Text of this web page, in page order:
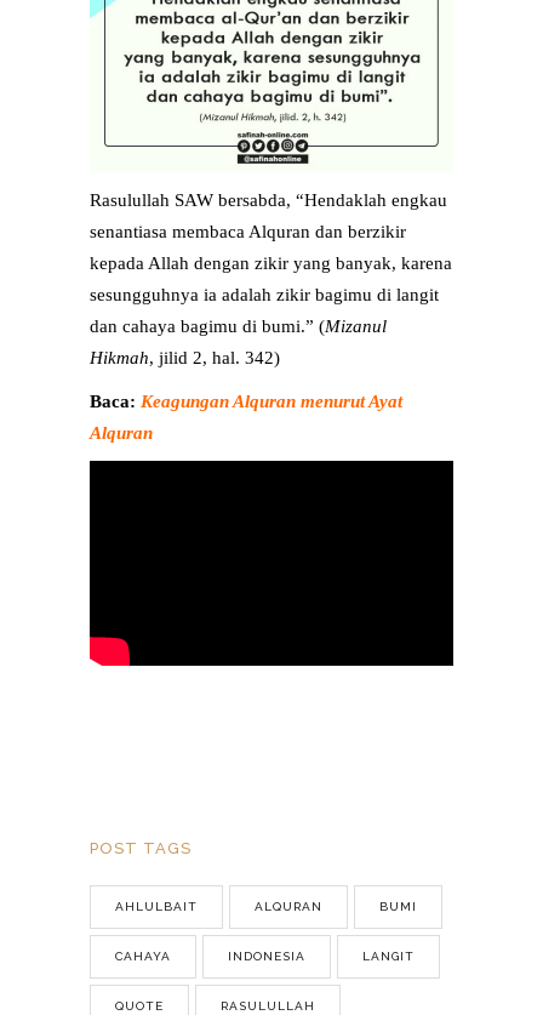
Rasulullah SAW bersabda, “Hendaklah engkau
senantiasa membaca Alquran dan berzikir
kepada Allah dengan zikir yang banyak, karena
sesungguhnya ia adalah zikir bagimu di langit
dan cahaya bagimu di bumi.” (Mizanul
Hikmah, jilid 2, hal. 342)
Baca: Keagungan Alquran menurut Ayat
Alquran
POST TAGS
AHLULBAIT ALQURAN BUMI
CAHAYA INDONESIA LANGIT
QUOTE RASULULLAH